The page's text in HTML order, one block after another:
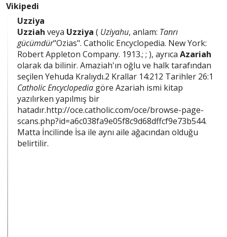
Vikipedi
Uzziya
Uzziah veya Uzziya ( Uziyahu, anlam: Tanrı
gücümdür"Ozias". Catholic Encyclopedia. New York:
Robert Appleton Company. 1913.; ; ), ayrıca Azariah
olarak da bilinir. Amaziah'ın oğlu ve halk tarafından
seçilen Yehuda Kralıydı.2 Krallar 14:212 Tarihler 26:1
Catholic Encyclopedia göre Azariah ismi kitap
yazılırken yapılmış bir
hatadır.http://oce.catholic.com/oce/browse-page-
scans.php?id=a6c038fa9e05f8c9d68dffcf9e73b544.
Matta İncilinde İsa ile aynı aile ağacından olduğu
belirtilir.